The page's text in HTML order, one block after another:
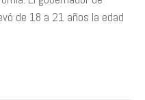
de 18 a 21 años la edad